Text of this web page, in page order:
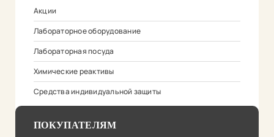
Акции
Лабораторное оборудование
Лабораторная посуда
Химические реактивы
Средства индивидуальной защиты
ПОКУПАТЕЛЯМ